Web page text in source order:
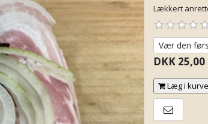
Lækkert
Vær den
DKK 25,00
Læg i
E-mail